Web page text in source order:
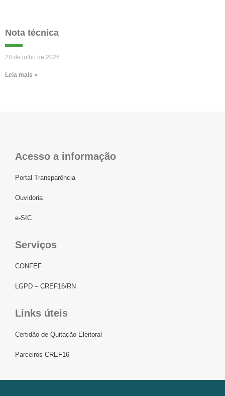
Nota técnica
28 de julho de 2026
Leia mais »
Acesso a informação
Portal Transparência
Ouvidoria
e-SIC
Serviços
CONFEF
LGPD – CREF16/RN
Links úteis
Certidão de Quitação Eleitoral
Parceiros CREF16